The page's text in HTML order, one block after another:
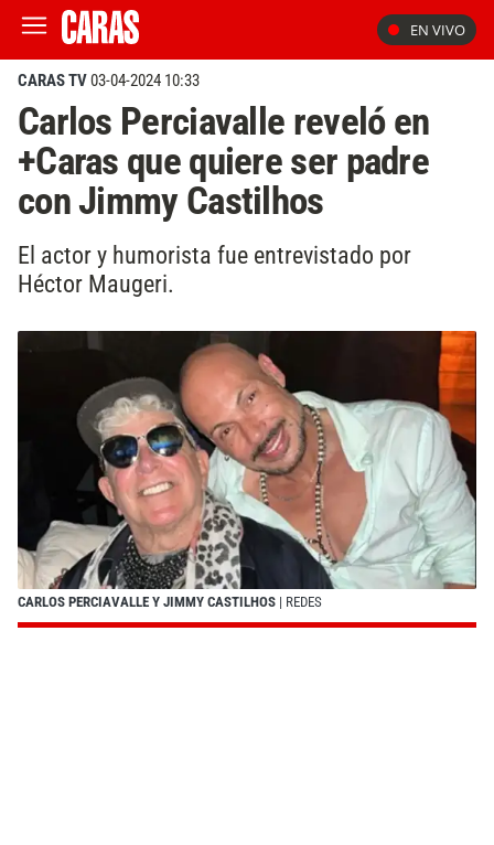
EN VIVO
CARAS TV03-04-2024 10:33
Carlos Perciavalle reveló en
+Caras que quiere ser padre
con Jimmy Castilhos
El actor y humorista fue entrevistado por
Héctor Maugeri.
CARLOS PERCIAVALLE Y JIMMY CASTILHOS | REDES